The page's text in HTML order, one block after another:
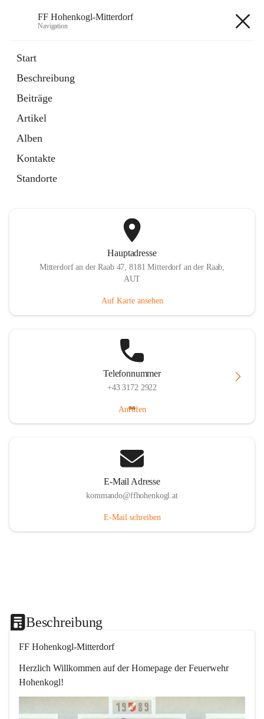
FF Hohenkogl-Mitterdorf
Navigation
Start
Beschreibung
Beiträge
Artikel
Alben
Kontakte
Standorte
Artikel
in
Tab
LLZ Einsatzübersicht
öffnet
in
neuem
Tab
Hauptadresse
Mitterdorf an der Raab 47, 8181 Mitterdorf an der Raab,
AUT
Auf Karte ansehen
Telefonnummer
+43 3172 2922
Anrufen
E-Mail Adresse
kommando@ffhohenkogl.at
E-Mail schreiben
Beschreibung
FF Hohenkogl-Mitterdorf
Herzlich Willkommen auf der Homepage der Feuerwehr
Hohenkogl!